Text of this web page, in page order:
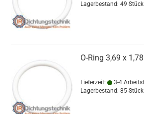
Lagerbestand: 49
O-Ring 3,69 x
Lieferzeit: 3-4
Lagerbestand: 85